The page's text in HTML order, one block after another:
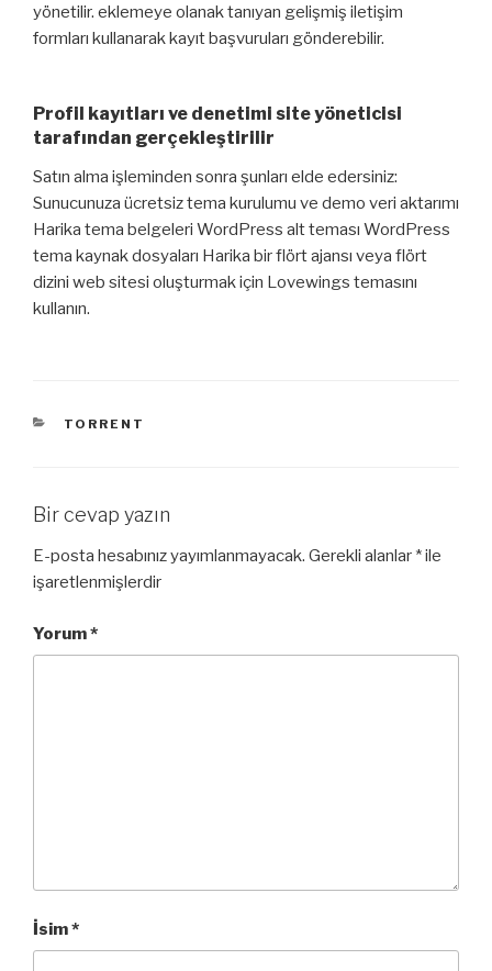
yönetilir. eklemeye olanak tanıyan gelişmiş iletişim
formları kullanarak kayıt başvuruları gönderebilir.
Profil kayıtları ve denetimi site yöneticisi
tarafından gerçekleştirilir
Satın alma işleminden sonra şunları elde edersiniz:
Sunucunuza ücretsiz tema kurulumu ve demo veri aktarımı
Harika tema belgeleri WordPress alt teması WordPress
tema kaynak dosyaları Harika bir flört ajansı veya flört
dizini web sitesi oluşturmak için Lovewings temasını
kullanın.
KATEGORILER
TORRENT
Bir cevap yazın
E-posta hesabınız yayımlanmayacak. Gerekli alanlar *ile
işaretlenmişlerdir
Yorum*
İsim*